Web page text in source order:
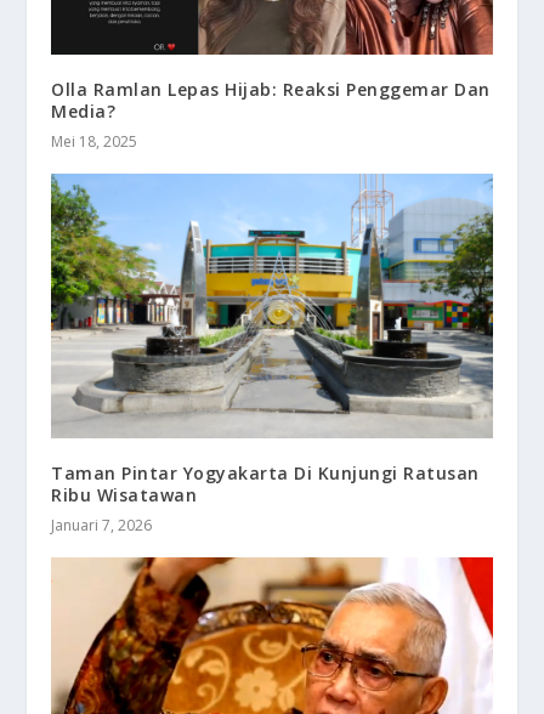
Olla Ramlan Lepas Hijab: Reaksi Penggemar Dan
Media?
Mei 18, 2025
Taman Pintar Yogyakarta Di Kunjungi Ratusan
Ribu Wisatawan
Januari 7, 2026